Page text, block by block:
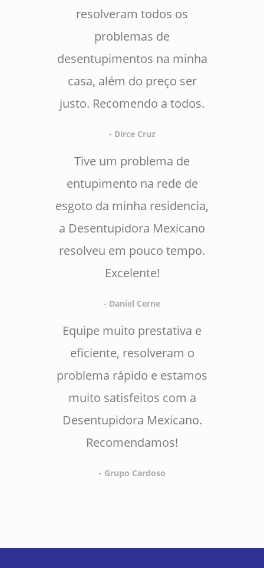
resolveram todos os
problemas de
desentupimentos na minha
casa, além do preço ser
justo. Recomendo a todos.
- Dirce Cruz
Tive um problema de
entupimento na rede de
esgoto da minha residencia,
a Desentupidora Mexicano
resolveu em pouco tempo.
Excelente!
- Daniel Cerne
Equipe muito prestativa e
eficiente, resolveram o
problema rápido e estamos
muito satisfeitos com a
Desentupidora Mexicano.
Recomendamos!
- Grupo Cardoso